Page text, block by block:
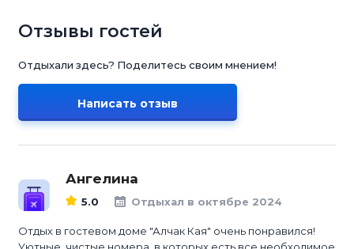
Отзывы гостей
Отдыхали здесь? Поделитесь своим мнением!
Написать отзыв
Ангелина
5.0 Отдыхал в октябре 2024
Отдых в гостевом доме "Алчак Кая" очень понравился!